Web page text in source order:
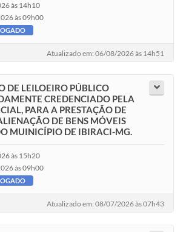
às 14h10
às 09h00
Atualizado em: 06/08/2026 às 14h51
DE LEILOEIRO PÚBLICO
CREDENCIADO PELA
PARA A PRESTAÇÃO DE
DE BENS MÓVEIS
MUINICÍPIO DE IBIRACI-MG.
às 15h20
às 09h00
Atualizado em: 08/07/2026 às 07h43